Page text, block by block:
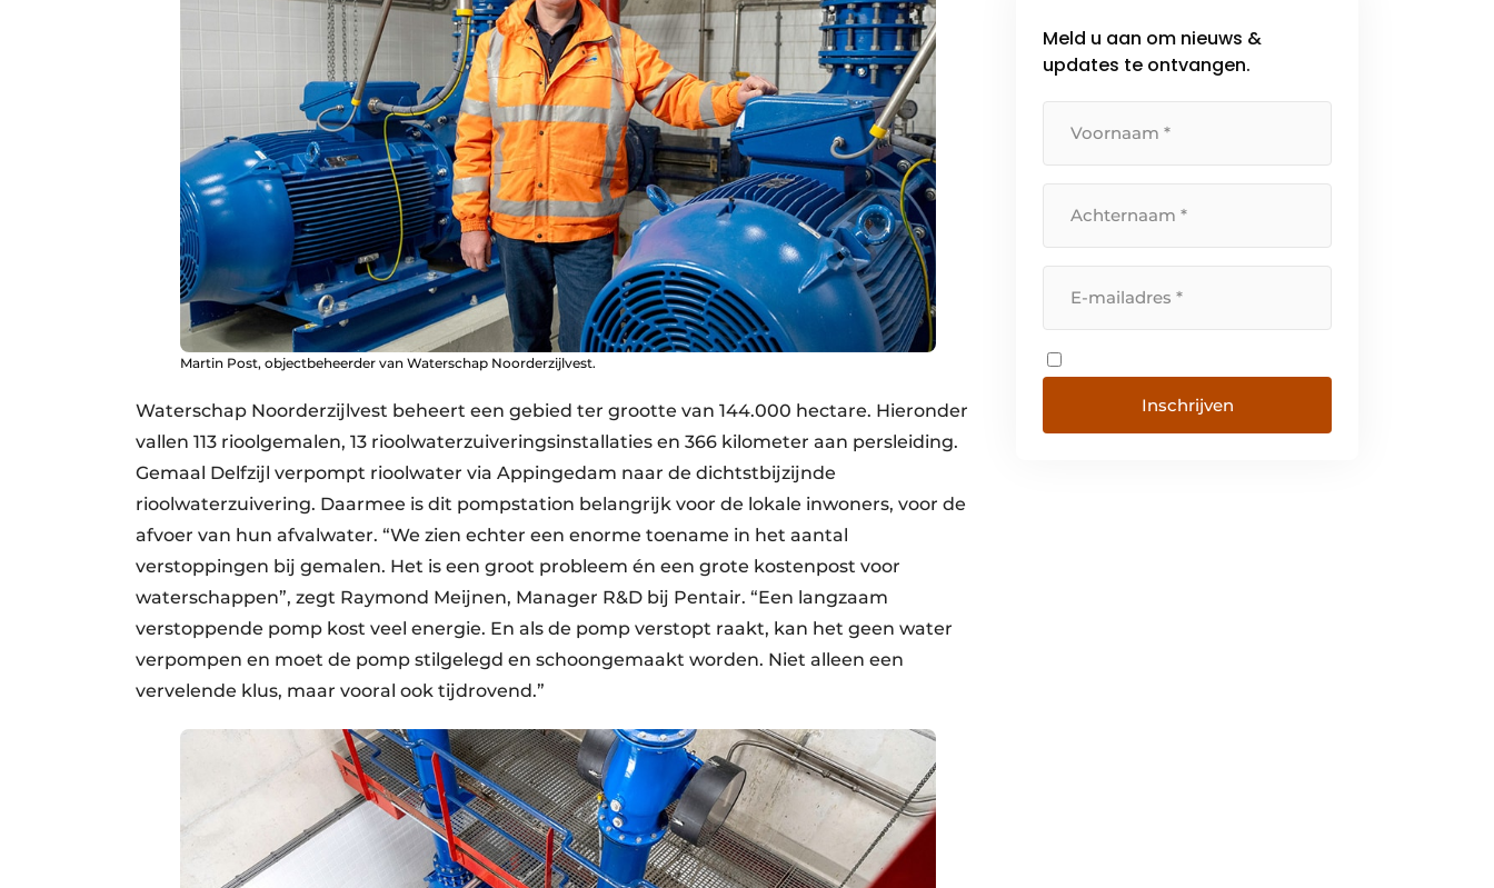
Martin Post, objectbeheerder van Waterschap Noorderzijlvest.
Waterschap Noorderzijlvest beheert een gebied ter grootte van 144.000 hectare. Hieronder
vallen 113 rioolgemalen, 13 rioolwaterzuiveringsinstallaties en 366 kilometer aan persleiding.
Gemaal Delfzijl verpompt rioolwater via Appingedam naar de dichtstbijzijnde
rioolwaterzuivering. Daarmee is dit pompstation belangrijk voor de lokale inwoners, voor de
afvoer van hun afvalwater. “We zien echter een enorme toename in het aantal
verstoppingen bij gemalen. Het is een groot probleem én een grote kostenpost voor
waterschappen”, zegt Raymond Meijnen, Manager R&D bij Pentair. “Een langzaam
verstoppende pomp kost veel energie. En als de pomp verstopt raakt, kan het geen water
verpompen en moet de pomp stilgelegd en schoongemaakt worden. Niet alleen een
vervelende klus, maar vooral ook tijdrovend.”
Meld u aan om nieuws &
updates te ontvangen.
Inschrijven